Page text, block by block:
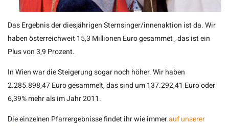
Das Ergebnis der diesjährigen Sternsinger/innenaktion ist da. Wir
haben österreichweit 15,3 Millionen Euro gesammet , das ist ein
Plus von 3,9 Prozent.
In Wien war die Steigerung sogar noch höher. Wir haben
2.285.898,47 Euro gesammelt, das sind um 137.292,41 Euro oder
6,39% mehr als im Jahr 2011.
Die einzelnen Pfarrergebnisse findet ihr wie immerauf unserer